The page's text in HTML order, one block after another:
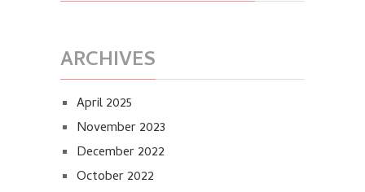
ARCHIVES
April 2025
November 2023
December 2022
October 2022